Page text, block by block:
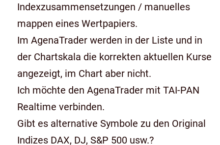
Indexzusammensetzungen / manuelles
mappen eines Wertpapiers.
Im AgenaTrader werden in der Liste und in
der Chartskala die korrekten aktuellen Kurse
angezeigt, im Chart aber nicht.
Ich möchte den AgenaTrader mit TAI-PAN
Realtime verbinden.
Gibt es alternative Symbole zu den Original
Indizes DAX, DJ, S&P 500 usw.?